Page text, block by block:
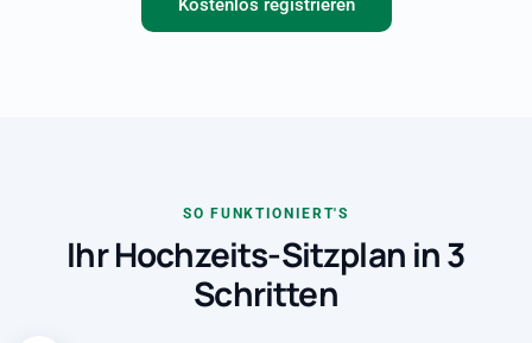
SO FUNKTIONIERT'S
Ihr Hochzeits-Sitzplan in 3
Schritten